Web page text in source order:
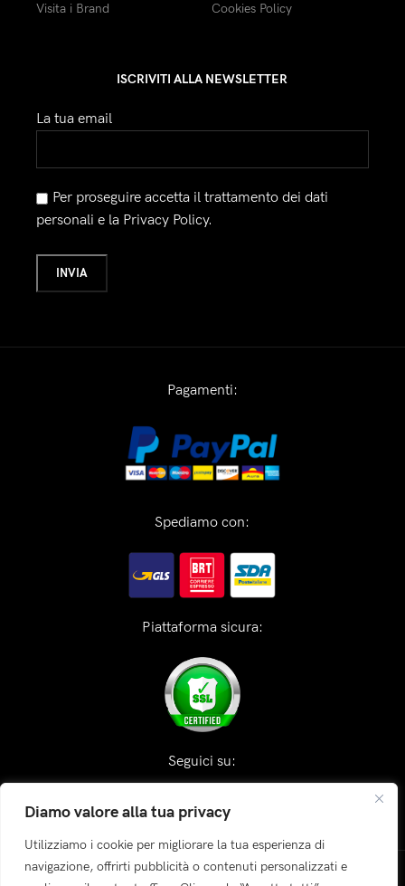
Diamo valore alla tua privacy
Utilizziamo i cookie per migliorare la tua esperienza di
navigazione, offrirti pubblicità o contenuti personalizzati e
Visita i Brand
Cookies Policy
ISCRIVITI ALLA NEWSLETTER
La tua email
Per proseguire accetta il trattamento dei dati
personali e la Privacy Policy.
Pagamenti:
Spediamo con:
Piattaforma sicura:
Seguici su: